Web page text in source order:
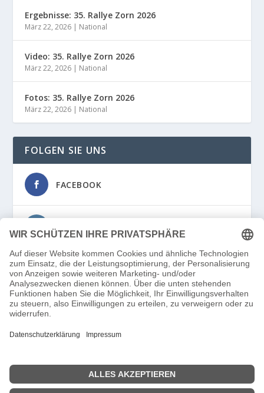
Ergebnisse: 35. Rallye Zorn 2026
März 22, 2026 | National
Video: 35. Rallye Zorn 2026
März 22, 2026 | National
Fotos: 35. Rallye Zorn 2026
März 22, 2026 | National
FOLGEN SIE UNS
FACEBOOK
© 2021 – 2025RallyeNews.de– Ein Angebot vonRegrouping